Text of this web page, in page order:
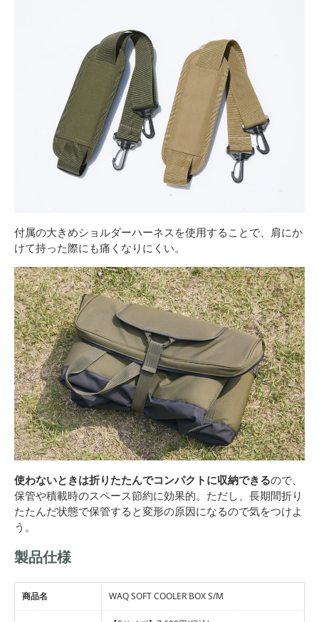
付属の大きめショルダーハーネスを使用することで、肩にか
けて持った際にも痛くなりにくい。
使わないときは折りたたんでコンパクトに収納できるので、
保管や積載時のスペース節約に効果的。ただし、長期間折り
たたんだ状態で保管すると変形の原因になるので気をつけよ
う。
製品仕様
商品名 WAQ SOFT COOLER BOX S/M